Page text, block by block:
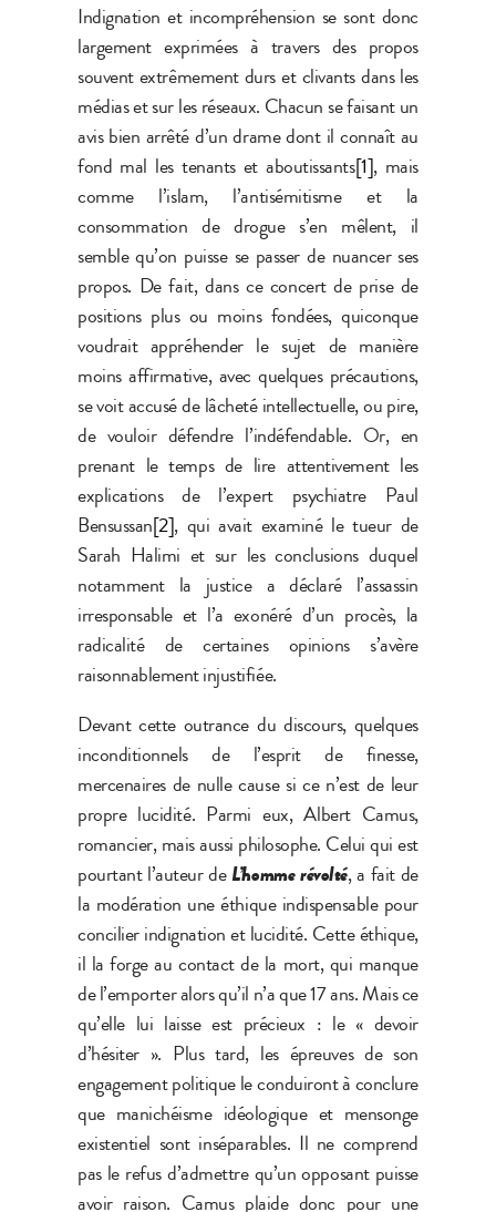
Indignation et incompréhension se sont donc
largement exprimées à travers des propos
souvent extrêmement durs et clivants dans les
médias et sur les réseaux. Chacun se faisant un
avis bien arrêté d’un drame dont il connaît au
fond mal les tenants et aboutissants[1], mais
comme l’islam, l’antisémitisme et la
consommation de drogue s’en mêlent, il
semble qu’on puisse se passer de nuancer ses
propos. De fait, dans ce concert de prise de
positions plus ou moins fondées, quiconque
voudrait appréhender le sujet de manière
moins affirmative, avec quelques précautions,
se voit accusé de lâcheté intellectuelle, ou pire,
de vouloir défendre l’indéfendable. Or, en
prenant le temps de lire attentivement les
explications de l’expert psychiatre Paul
Bensussan[2], qui avait examiné le tueur de
Sarah Halimi et sur les conclusions duquel
notamment la justice a déclaré l’assassin
irresponsable et l’a exonéré d’un procès, la
radicalité de certaines opinions s’avère
raisonnablement injustifiée.
Devant cette outrance du discours, quelques
inconditionnels de l’esprit de finesse,
mercenaires de nulle cause si ce n’est de leur
propre lucidité. Parmi eux, Albert Camus,
romancier, mais aussi philosophe. Celui qui est
pourtant l’auteur deL’homme révolté, a fait de
la modération une éthique indispensable pour
concilier indignation et lucidité. Cette éthique,
il la forge au contact de la mort, qui manque
de l’emporter alors qu’il n’a que 17 ans. Mais ce
qu’elle lui laisse est précieux : le « devoir
d’hésiter ». Plus tard, les épreuves de son
engagement politique le conduiront à conclure
que manichéisme idéologique et mensonge
existentiel sont inséparables. Il ne comprend
pas le refus d’admettre qu’un opposant puisse
avoir raison. Camus plaide donc pour une